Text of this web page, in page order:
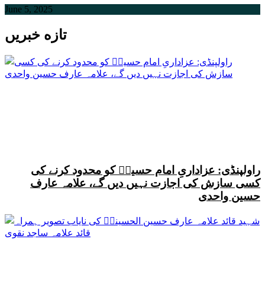
June 5, 2025
تازه خبریں
راولپنڈی: عزاداریِ امام حسینؑ کو محدود کرنے کی
کسی سازش کی اجازت نہیں دیں گے، علامہ عارف
حسین واحدی